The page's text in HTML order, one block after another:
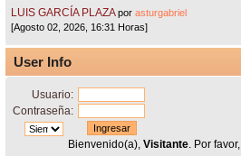
LUIS GARCÍA PLAZA porasturgabriel
[Agosto 02, 2026, 16:31 Horas]
User Info
Usuario:
Contraseña:
Bienvenido(a), Visitante. Por favor,